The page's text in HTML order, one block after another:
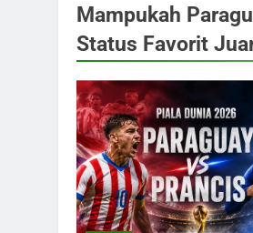
Mampukah
Status Favorit